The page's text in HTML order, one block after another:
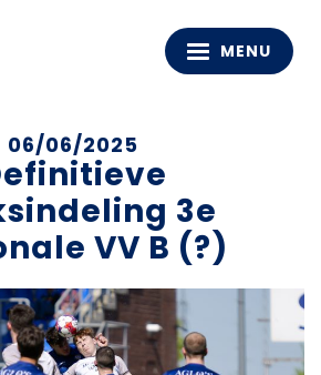
MENU
06/06/2025
3e
VV B (?)